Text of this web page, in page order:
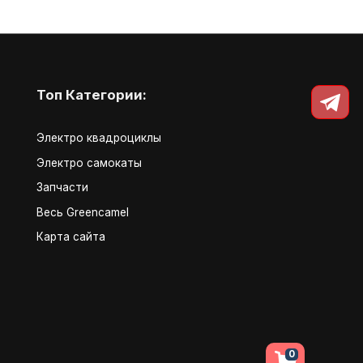
Топ Категории:
Электро квадроциклы
Электро самокаты
Запчасти
Весь Greencamel
Карта сайта
0